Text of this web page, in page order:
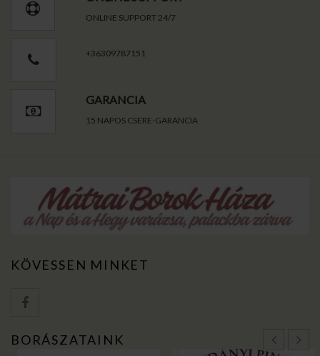
ONLINE SUPPORT 24/7
+36309787151
GARANCIA
15 NAPOS CSERE-GARANCIA
KÖVESSEN MINKET
BORÁSZATAINK